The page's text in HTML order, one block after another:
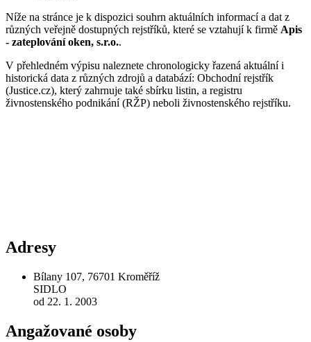
Níže na stránce je k dispozici souhrn aktuálních informací a dat z
různých veřejně dostupných rejstříků, které se vztahují k firmě Apis
- zateplování oken, s.r.o..
V přehledném výpisu naleznete chronologicky řazená aktuální i
historická data z různých zdrojů a databází: Obchodní rejstřík
(Justice.cz), který zahrnuje také sbírku listin, a registru
živnostenského podnikání (RŽP) neboli živnostenského rejstříku.
Adresy
Bílany 107, 76701 Kroměříž
SIDLO
od 22. 1. 2003
Angažované osoby